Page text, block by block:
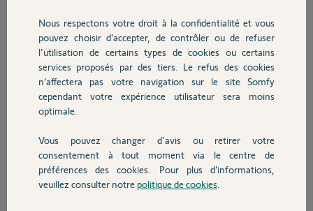
Chauffage
Autres produits
Devis avec un pro
Contact
pourrait être reconditionnée par
Somfy mais je ne sais pas si ça se
Merci,
Noémie B.
Nous respectons votre droit à la confidentialité et vous
pouvez choisir d’accepter, de contrôler ou de refuser
l'utilisation de certains types de cookies ou certains
services proposés par des tiers. Le refus des cookies
n’affectera pas votre navigation sur le site Somfy
cependant votre expérience utilisateur sera moins
optimale.
Vous pouvez changer d'avis ou retirer votre
consentement à tout moment via le centre de
préférences des cookies. Pour plus d’informations,
veuillez consulter notre politique de cookies